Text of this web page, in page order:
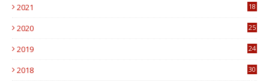
2021
18
2020
25
2019
24
2018
30